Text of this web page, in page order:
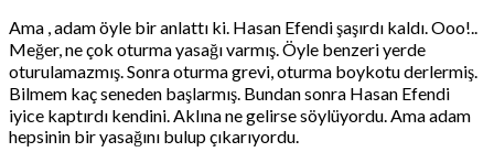
Ama , adam öyle bir anlattı ki. Hasan Efendi şaşırdı kaldı. Ooo!..
Meğer, ne çok oturma yasağı varmış. Öyle benzeri yerde
oturulamazmış. Sonra oturma grevi, oturma boykotu derlermiş.
Bilmem kaç seneden başlarmış. Bundan sonra Hasan Efendi
iyice kaptırdı kendini. Aklına ne gelirse söylüyordu. Ama adam
hepsinin bir yasağını bulup çıkarıyordu.